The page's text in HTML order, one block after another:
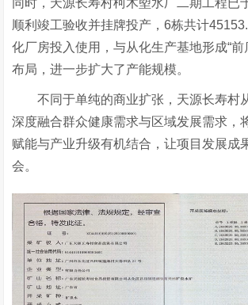
同时，天源长寿村柯木塱水厂二期工程已
顺利竣工验收并挂牌投产，6栋共计
化厂房投入使用，与从化生产基地形成“前
布局，进一步扩大了产能规模。
不同于单纯的商业扩张，天源长寿村
深度融合群众健康需求与区域发展需求，
赋能与产业升级有机结合，让项目发展成
会。